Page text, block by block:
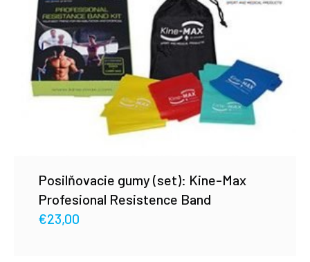
Posilňovacie gumy (set): Kine-Max
Profesional Resistence Band
€23,00